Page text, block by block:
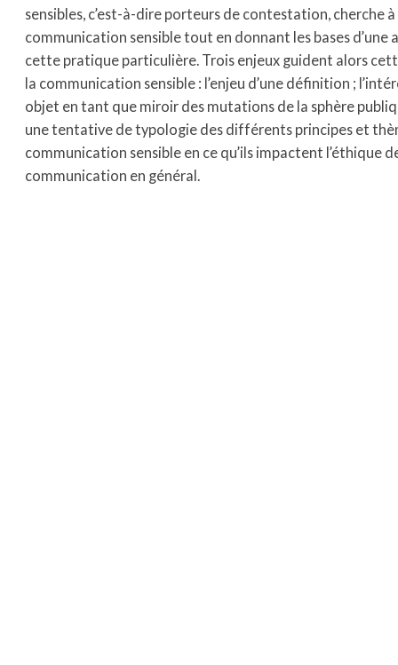
sensibles, c’est-à-dire porteurs de contestation, cherche
communication sensible tout en donnant les bases d’une
cette pratique particulière. Trois enjeux guident alors
la communication sensible : l’enjeu d’une définition ;
objet en tant que miroir des mutations de la sphère
une tentative de typologie des différents principes et
communication sensible en ce qu’ils impactent l’éthique
communication en général.